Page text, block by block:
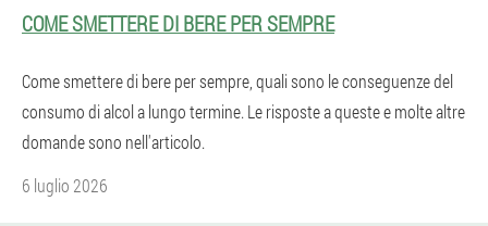
COME SMETTERE DI BERE PER SEMPRE
Come smettere di bere per sempre, quali sono le conseguenze del
consumo di alcol a lungo termine. Le risposte a queste e molte altre
domande sono nell'articolo.
6 luglio 2026